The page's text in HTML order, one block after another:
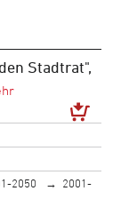
Stadtrat",
2050
2001-